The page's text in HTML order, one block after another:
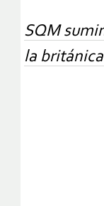
SQM
la